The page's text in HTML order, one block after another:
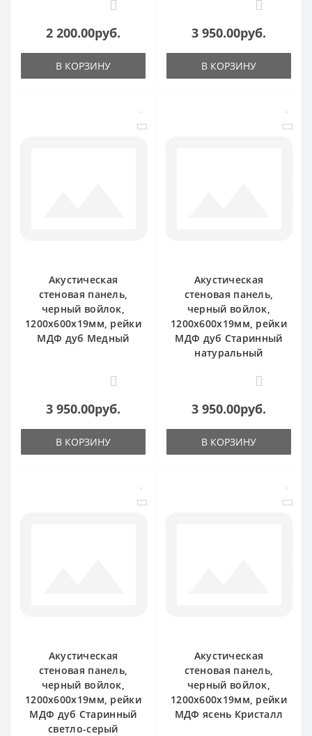
0
2 200.00руб.
В КОРЗИНУ
0
3 950.00руб.
В КОРЗИНУ
Акустическая
стеновая панель,
черный войлок,
1200х600х19мм, рейки
МДФ дуб Медный
0
3 950.00руб.
В КОРЗИНУ
Акустическая
стеновая панель,
черный войлок,
1200х600х19мм, рейки
МДФ дуб Старинный
натуральный
0
3 950.00руб.
В КОРЗИНУ
Акустическая
стеновая панель,
черный войлок,
1200х600х19мм, рейки
МДФ дуб Старинный
светло-серый
Акустическая
стеновая панель,
черный войлок,
1200х600х19мм, рейки
МДФ ясень Кристалл